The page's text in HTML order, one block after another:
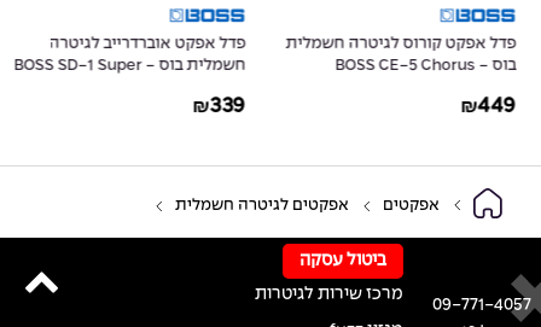
פדל אפקט קורוס לגיטרה חשמלית
בוס - BOSS CE-5 Chorus
₪449
פדל אפקט אוברדרייב לגיטרה
חשמלית בוס - BOSS SD-1 Super
₪339
אפקטים אפקטים לגיטרה חשמלית
09-771-4057
ביטול עסקה
מרכז שירות לגיטרות